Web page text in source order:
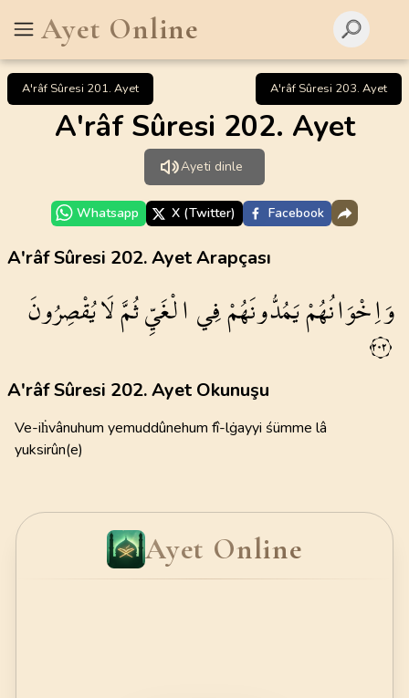
Ayet Online
A'râf Sûresi 201. Ayet A'râf Sûresi 203. Ayet
A'râf Sûresi 202. Ayet
Ayeti dinle
Whatsapp X (Twitter) Facebook
A'râf Sûresi 202. Ayet Arapçası
وَاِخْوَانُهُمْيَمُدُّونَهُمْفِيالْغَيِّثُمَّلَا يُقْصِرُونَ
٢٠٢
A'râf Sûresi 202. Ayet Okunuşu
Ve-iḣvânuhum yemuddûnehum fî-lġayyi śümme lâ
yuksirûn(e)
Ayet Online